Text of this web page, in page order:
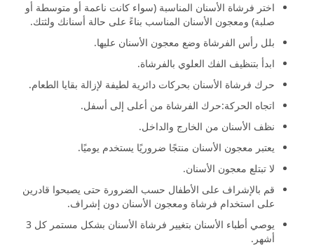
اختر فرشاة الأسنان المناسبة (سواء كانت ناعمة أو متوسطة أو
صلبة) ومعجون الأسنان المناسب بناءً على حالة أسنانك ولثتك.
بلل رأس الفرشاة وضع معجون الأسنان عليها.
ابدأ بتنظيف الفك العلوي بالفرشاة.
حرك فرشاة الأسنان بحركات دائرية لطيفة لإزالة بقايا الطعام.
اتجاه الحركة:حرك الفرشاة من أعلى إلى أسفل.
نظف الأسنان من الخارج والداخل.
يعتبر معجون الأسنان منتجًا ضروريًا يستخدم يوميًا.
لا تبتلع معجون الأسنان.
قم بالإشراف على الأطفال حسب الضرورة حتى يصبحوا قادرين
على استخدام فرشاة ومعجون الأسنان دون إشراف.
يوصي أطباء الأسنان بتغيير فرشاة الأسنان بشكل مستمر كل 3
أشهر.